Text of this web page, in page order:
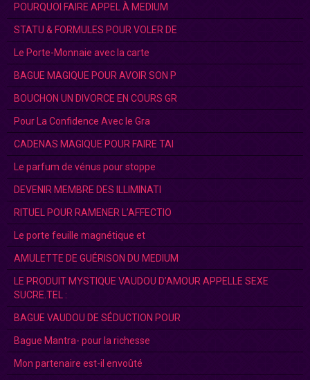
POURQUOI FAIRE APPEL À MEDIUM
STATU & FORMULES POUR VOLER DE
Le Porte-Monnaie avec la carte
BAGUE MAGIQUE POUR AVOIR SON P
BOUCHON UN DIVORCE EN COURS GR
Pour La Confidence Avec le Gra
CADENAS MAGIQUE POUR FAIRE TAI
Le parfum de vénus pour stoppe
DEVENIR MEMBRE DES ILLIMINATI
RITUEL POUR RAMENER L’AFFECTIO
Le porte feuille magnétique et
AMULETTE DE GUÉRISON DU MEDIUM
LE PRODUIT MYSTIQUE VAUDOU D’AMOUR APPELLE SEXE
SUCRE.TEL :
BAGUE VAUDOU DE SÉDUCTION POUR
Bague Mantra- pour la richesse
Mon partenaire est-il envoûté